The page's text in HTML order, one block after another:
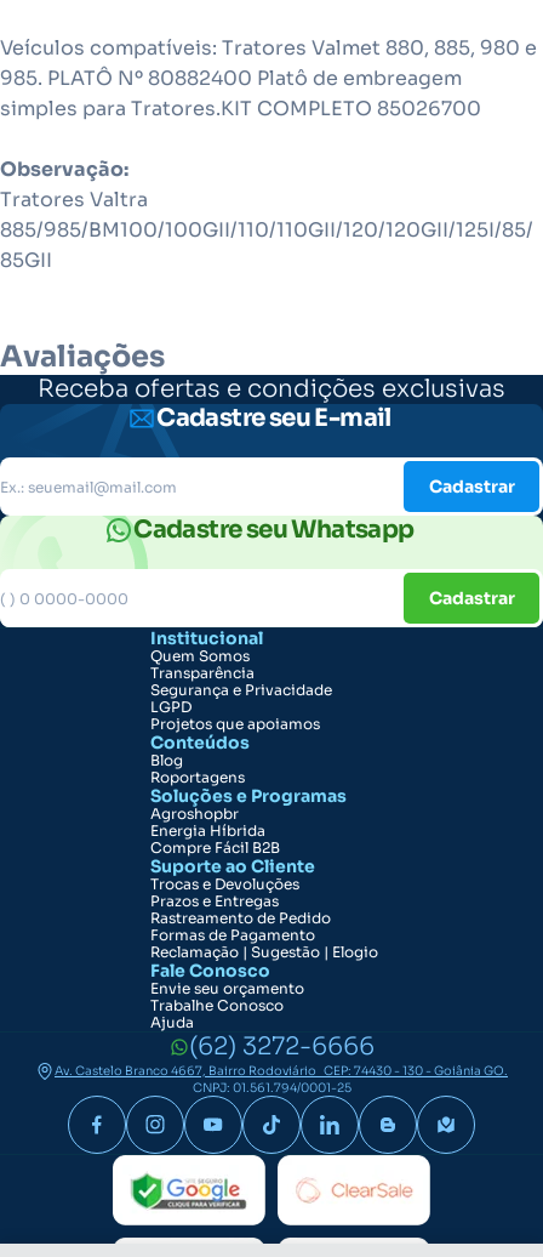
Veículos compatíveis: Tratores Valmet 880, 885, 980 e
985. PLATÔ Nº 80882400 Platô de embreagem
simples para Tratores.KIT COMPLETO 85026700
Observação:
Tratores Valtra
885/985/BM100/100GII/110/110GII/120/120GII/125I/85/
85GII
Avaliações
Receba ofertas e condições exclusivas
Cadastre seu E-mail
Cadastrar
Cadastre seu Whatsapp
Cadastrar
Institucional
Quem Somos
Transparência
Segurança e Privacidade
LGPD
Projetos que apoiamos
Conteúdos
Blog
Roportagens
Soluções e Programas
Agroshopbr
Energia Híbrida
Compre Fácil B2B
Suporte ao Cliente
Trocas e Devoluções
Prazos e Entregas
Rastreamento de Pedido
Formas de Pagamento
Reclamação | Sugestão | Elogio
Fale Conosco
Envie seu orçamento
Trabalhe Conosco
Ajuda
(62) 3272-6666
Av. Castelo Branco 4667, Bairro Rodoviário CEP: 74430 - 130 - Goiânia GO.
CNPJ: 01.561.794/0001-25